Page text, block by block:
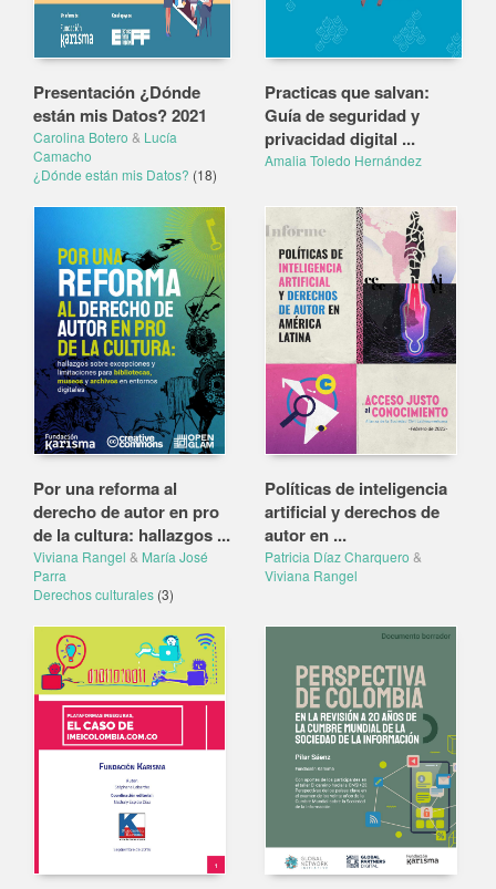
Presentación ¿Dónde
están mis Datos? 2021
Carolina Botero & Lucía
Camacho
¿Dónde están mis Datos? (18)
Practicas que salvan:
Guía de seguridad y
privacidad digital ...
Amalia Toledo Hernández
Por una reforma al
derecho de autor en pro
de la cultura: hallazgos ...
Viviana Rangel & María José
Parra
Derechos culturales (3)
Políticas de inteligencia
artificial y derechos de
autor en ...
Patricia Díaz Charquero &
Viviana Rangel